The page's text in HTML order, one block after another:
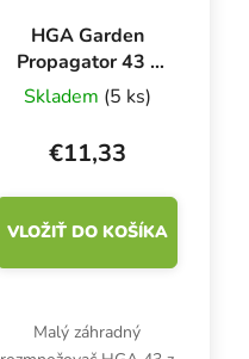
HGA Garden
Propagator 43 -
38x24x18 cm,
plastový skleník
Skladem (5 ks)
€11,33
VLOŽIŤ DO KOŠÍKA
Malý záhradný